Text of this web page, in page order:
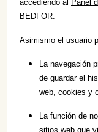
accediendo al Panel
BEDFOR.
Asimismo el usuario
La navegación
de guardar el
web, cookies y
La función de
sitios web que